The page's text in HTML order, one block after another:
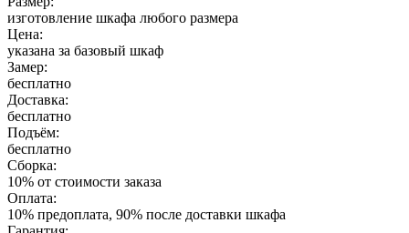
изготовление шкафа любого размера
Цена:
указана за базовый шкаф
Замер:
бесплатно
Доставка:
бесплатно
Подъём:
бесплатно
Сборка:
10% от стоимости заказа
Оплата:
10% предоплата, 90% после доставки шкафа